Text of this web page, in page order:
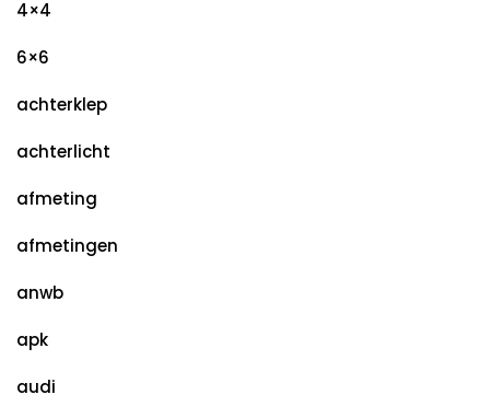
4×4
6×6
achterklep
achterlicht
afmeting
afmetingen
anwb
apk
audi